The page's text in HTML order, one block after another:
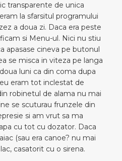
transparente de unica
la sfarsitul programului
a doua zi. Daca era peste
si Menu-ul. Nici nu stiu
apasase cineva pe butonul
se misca in viteza pe langa
luni ca din coma dupa
eram tot inclestat de
robinetul de alama nu mai
se scuturau frunzele din
si am vrut sa ma
cu tot cu dozator. Daca
(sau era canoe? nu mai
casatorit cu o sirena.